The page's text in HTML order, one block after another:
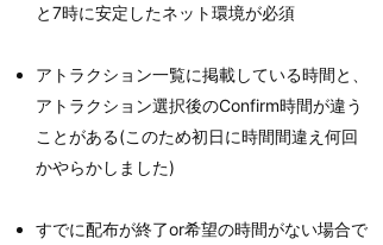
と7時に安定したネット環境が必須
アトラクション一覧に掲載している時間と、
アトラクション選択後のConfirm時間が違う
ことがある(このため初日に時間間違え何回
かやらかしました)
すでに配布が終了or希望の時間がない場合で